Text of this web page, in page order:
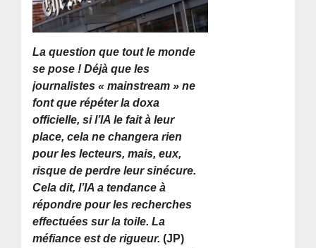
La question que tout le monde
se pose ! Déjà que les
journalistes « mainstream » ne
font que répéter la doxa
officielle, si l’IA le fait à leur
place, cela ne changera rien
pour les lecteurs, mais, eux,
risque de perdre leur sinécure.
Cela dit, l’IA a tendance à
répondre pour les recherches
effectuées sur la toile. La
méfiance est de rigueur.(JP)